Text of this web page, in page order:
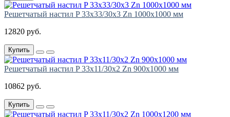
Решетчатый настил P 33х33/30х3 Zn 1000х1000 мм
12820 руб.
Купить
Решетчатый настил P 33х11/30х2 Zn 900х1000 мм
10862 руб.
Купить